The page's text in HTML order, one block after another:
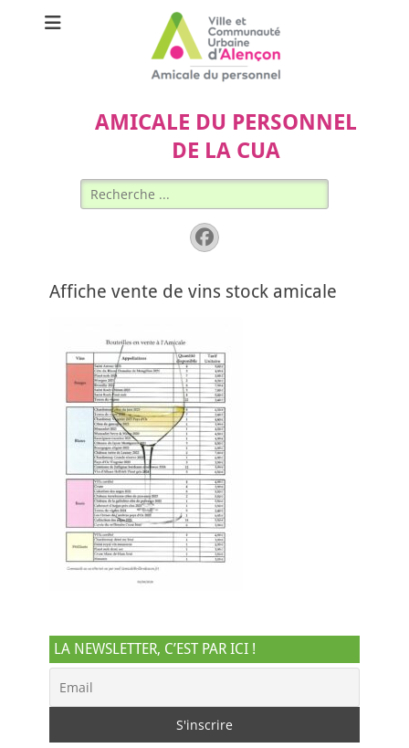
AMICALE DU PERSONNEL
DE LA CUA
Rechercher :
Facebook
Affiche vente de vins stock amicale
LA NEWSLETTER, C’EST PAR ICI !